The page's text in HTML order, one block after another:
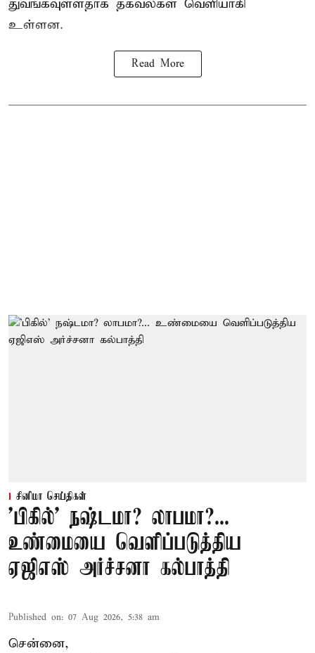
துவங்கவுள்ளதாக தகவல்கள் வெளியாகி
உள்ளன.
Read More
சினிமா செய்திகள்
'பிகில்' நஷ்டமா? லாபமா?...
உண்மையை வெளிப்படுத்திய
ஏஜிஎஸ் அர்ச்சனா கல்பாத்தி
Published on: 07 Aug 2026, 5:38 am
சென்னை,